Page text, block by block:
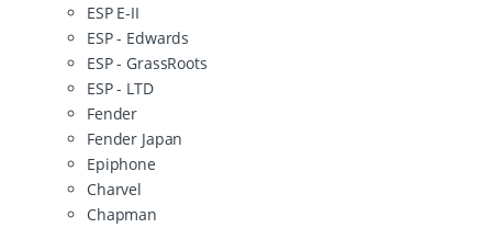
ESP E-II
ESP - Edwards
ESP - GrassRoots
ESP - LTD
Fender
Fender Japan
Epiphone
Charvel
Chapman